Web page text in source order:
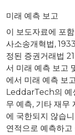
미래 예측 보고
이 보도자료에 포
사소송개혁법,
정된 증권거래법
서 미래 예측 보고
에서 미래 예측 보
LeddarTech의 예
무 예측, 기타 재무
에 국한되지 않습
연적으로 예측하